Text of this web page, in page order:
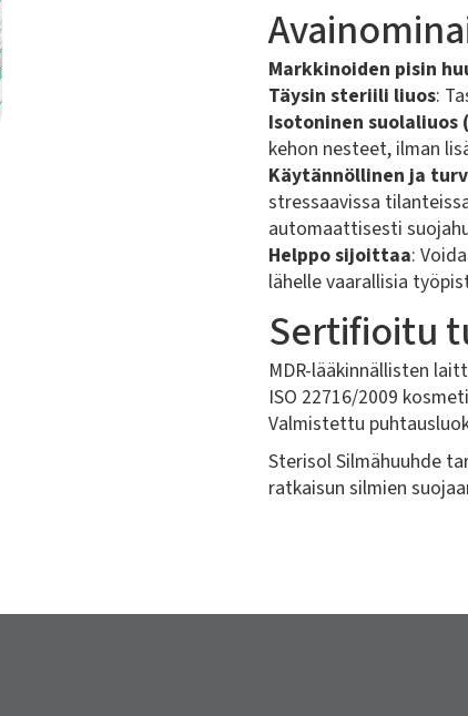
Markkinoiden pisin
Täysin steriili liuos:
Isotoninen suolaliuos
kehon nesteet, ilman
Käytännöllinen ja
stressaavissa
automaattisesti
Helppo sijoittaa:
lähelle vaarallisia
Sertifioitu
MDR-lääkinnällisten
ISO 22716/2009
Valmistettu
Sterisol Silmähuuhde
ratkaisun silmien